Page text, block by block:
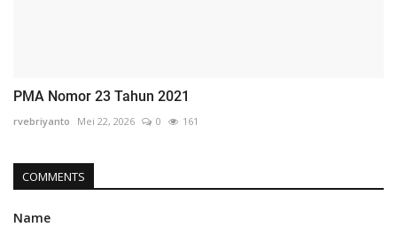
PMA Nomor 23 Tahun 2021
rvebriyanto Mei 22, 2026 0 161
COMMENTS
Name